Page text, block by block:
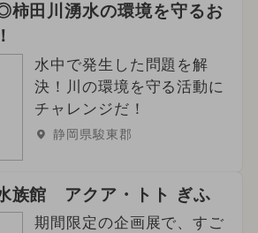
柿田川湧水の環境を守るお
水中で発生した問題を解
決！川の環境を守る活動に
チャレンジだ！
静岡県駿東郡
族館 アクア・トト ぎふ
期間限定の企画展で、すご